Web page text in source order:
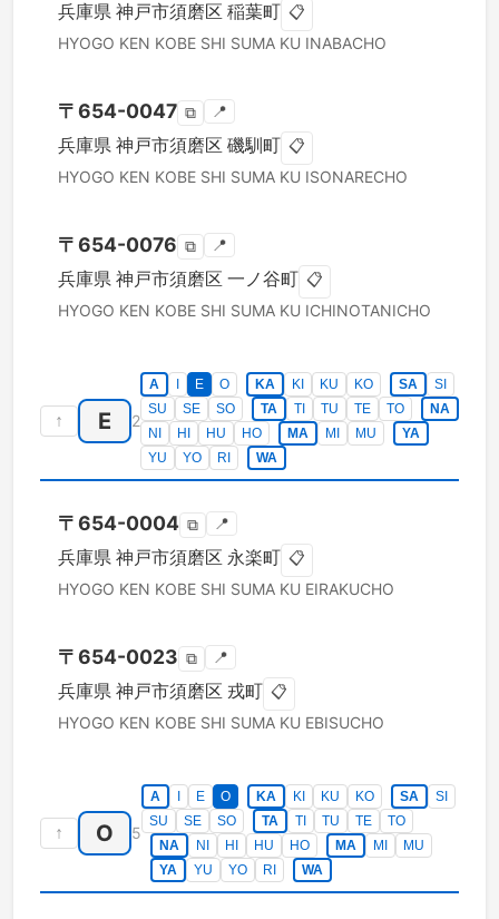
兵庫県 神戸市須磨区 稲葉町 📋
HYOGO KEN KOBE SHI SUMA KU INABACHO
〒654-0047 ⧉ 📍
兵庫県 神戸市須磨区 磯馴町 📋
HYOGO KEN KOBE SHI SUMA KU ISONARECHO
〒654-0076 ⧉ 📍
兵庫県 神戸市須磨区 一ノ谷町 📋
HYOGO KEN KOBE SHI SUMA KU ICHINOTANICHO
↑ E 2
A E O KA KI KU KO SA
SI
SU
SE SO TA TI TU TE TO
NA
NI
HI HU HO MA MI MU
YA
YU
YO RI WA
〒654-0004 ⧉ 📍
兵庫県 神戸市須磨区 永楽町 📋
HYOGO KEN KOBE SHI SUMA KU EIRAKUCHO
〒654-0023 ⧉ 📍
兵庫県 神戸市須磨区 戎町 📋
HYOGO KEN KOBE SHI SUMA KU EBISUCHO
↑ O 5
A E O KA KI KU KO SA
SI
SU
SE SO TA TI TU TE
TO
NA
NI HI HU HO MA MI
MU
YA
YU YO RI WA